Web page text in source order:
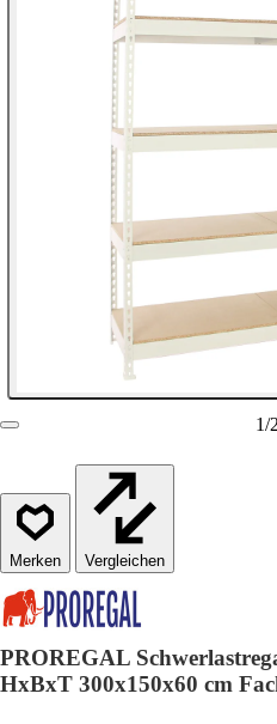
1/2
Vergleichen
PROREGAL
HxBxT 300x150x60 cm